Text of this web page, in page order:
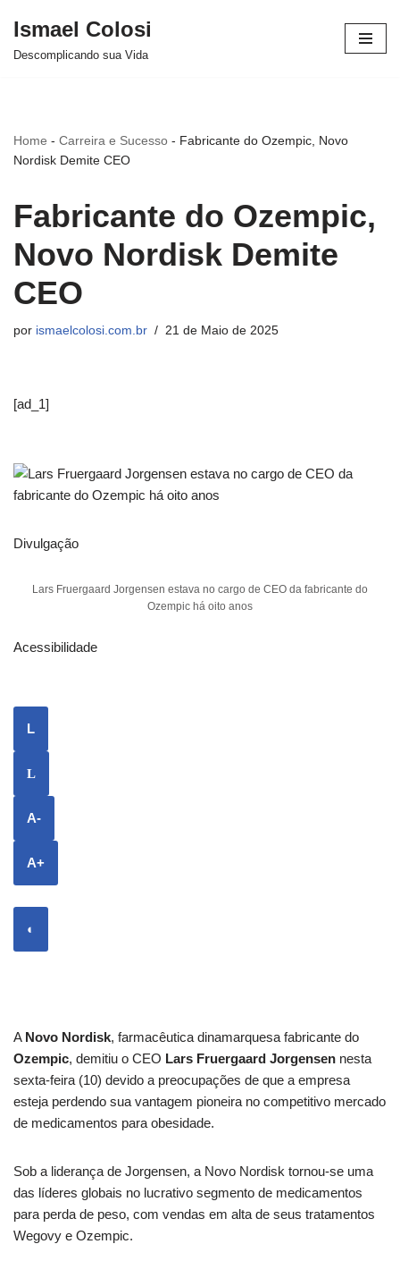
Avançar
Ismael Colosi
Descomplicando sua Vida
Home - Carreira e Sucesso - Fabricante do Ozempic, Novo
Nordisk Demite CEO
Fabricante do Ozempic,
Novo Nordisk Demite
CEO
por ismaelcolosi.com.br 21 de Maio de 2025
[ad_1]
Divulgação
Lars Fruergaard Jorgensen estava no cargo de CEO da fabricante do
Ozempic há oito anos
Acessibilidade
L
L
A-
A+
◐
A Novo Nordisk, farmacêutica dinamarquesa fabricante do
Ozempic, demitiu o CEO Lars Fruergaard Jorgensen nesta
sexta-feira (10) devido a preocupações de que a empresa
esteja perdendo sua vantagem pioneira no competitivo mercado
de medicamentos para obesidade.
Sob a liderança de Jorgensen, a Novo Nordisk tornou-se uma
das líderes globais no lucrativo segmento de medicamentos
para perda de peso, com vendas em alta de seus tratamentos
Wegovy e Ozempic.